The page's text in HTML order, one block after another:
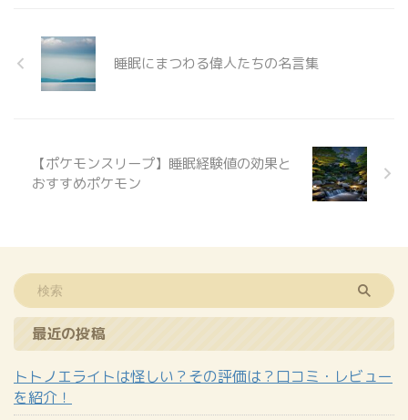
事運を上げる効果があるとされて
います。特に、ビジネスで成功を
目指す方や、昇進や転職を希望す
睡眠にまつわる偉人たちの名言集
【ポケモンスリープ】睡眠経験値の効果と
おすすめポケモン
最近の投稿
トトノエライトは怪しい？その評価は？口コミ・レビュー
を紹介！